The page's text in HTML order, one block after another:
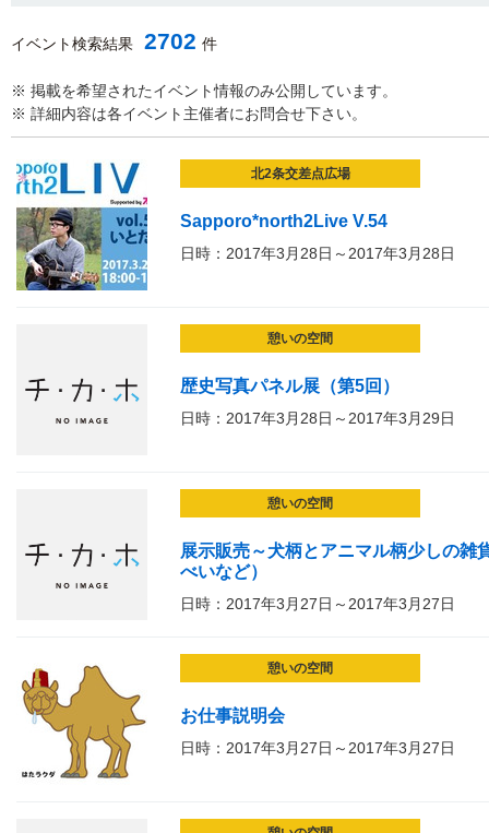
イベント検索結果 2702 件
※ 掲載を希望されたイベント情報のみ公開しています。
※ 詳細内容は各イベント主催者にお問合せ下さい。
北2条交差点広場
Sapporo*north2Live V.54
日時：2017年3月28日～2017年3月28日
憩いの空間
歴史写真パネル展（第5回）
日時：2017年3月28日～2017年3月29日
憩いの空間
展示販売～犬柄とアニマル柄少しの雑
べいなど）
日時：2017年3月27日～2017年3月27日
憩いの空間
お仕事説明会
日時：2017年3月27日～2017年3月27日